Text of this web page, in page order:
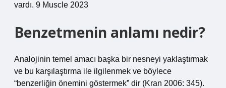
vardı. 9 Muscle 2023
Benzetmenin anlamı nedir?
Analojinin temel amacı başka bir nesneyi yaklaştırmak
ve bu karşılaştırma ile ilgilenmek ve böylece
“benzerliğin önemini göstermek” dir (Kran 2006: 345).